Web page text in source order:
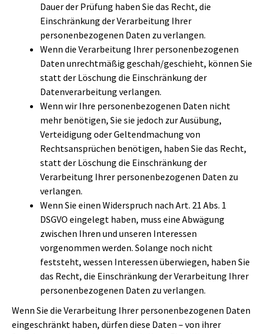
Dauer der Prüfung haben Sie das Recht, die
Einschränkung der Verarbeitung Ihrer
personenbezogenen Daten zu verlangen.
Wenn die Verarbeitung Ihrer personenbezogenen
Daten unrechtmäßig geschah/geschieht, können Sie
statt der Löschung die Einschränkung der
Datenverarbeitung verlangen.
Wenn wir Ihre personenbezogenen Daten nicht
mehr benötigen, Sie sie jedoch zur Ausübung,
Verteidigung oder Geltendmachung von
Rechtsansprüchen benötigen, haben Sie das Recht,
statt der Löschung die Einschränkung der
Verarbeitung Ihrer personenbezogenen Daten zu
verlangen.
Wenn Sie einen Widerspruch nach Art. 21 Abs. 1
DSGVO eingelegt haben, muss eine Abwägung
zwischen Ihren und unseren Interessen
vorgenommen werden. Solange noch nicht
feststeht, wessen Interessen überwiegen, haben Sie
das Recht, die Einschränkung der Verarbeitung Ihrer
personenbezogenen Daten zu verlangen.
Wenn Sie die Verarbeitung Ihrer personenbezogenen Daten
eingeschränkt haben, dürfen diese Daten – von ihrer